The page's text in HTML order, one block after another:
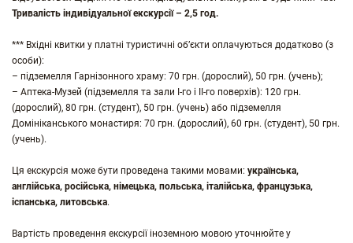
Тривалість індивідуальної екскурсії – 2,5 год.
*** Вхідні квитки у платні туристичні об’єкти оплачуються додатково (з
особи):
– підземелля Гарнізонного храму: 70 грн. (дорослий), 50 грн. (учень);
– Аптека-Музей (підземелля та зали І-го і ІІ-го поверхів): 120 грн.
(дорослий), 80 грн. (студент), 50 грн. (учень) або підземелля
Домініканського монастиря: 70 грн. (дорослий), 60 грн. (студент), 50 грн.
(учень).
Ця екскурсія може бути проведена такими мовами: українська,
англійська, російська, німецька, польська, італійська, французька,
іспанська, литовська.
Вартість проведення екскурсії іноземною мовою уточнюйте у